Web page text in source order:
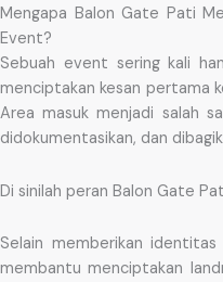
Mengapa Balon Gate Pati
Event?
Sebuah event sering kali
menciptakan kesan pertama
Area masuk menjadi salah
didokumentasikan, dan
Di sinilah peran Balon Gate
Selain memberikan
membantu menciptakan